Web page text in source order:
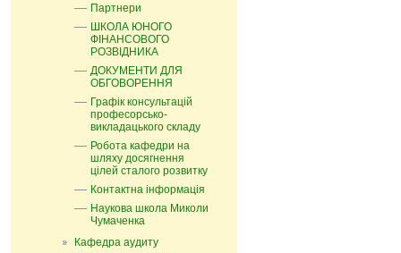
Партнери
ШКОЛА ЮНОГО
ФІНАНСОВОГО
РОЗВІДНИКА
ДОКУМЕНТИ ДЛЯ
ОБГОВОРЕННЯ
Графік консультацій
професорсько-
викладацького складу
Робота кафедри на
шляху досягнення
цілей сталого розвитку
Контактна інформація
Наукова школа Миколи
Чумаченка
Кафедра аудиту